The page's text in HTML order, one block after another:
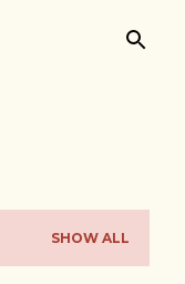
SHOW ALL